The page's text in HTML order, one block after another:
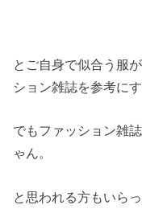
とご自身で似合う服
ション雑誌を参考に
でもファッション雑
ゃん。
と思われる方もいら